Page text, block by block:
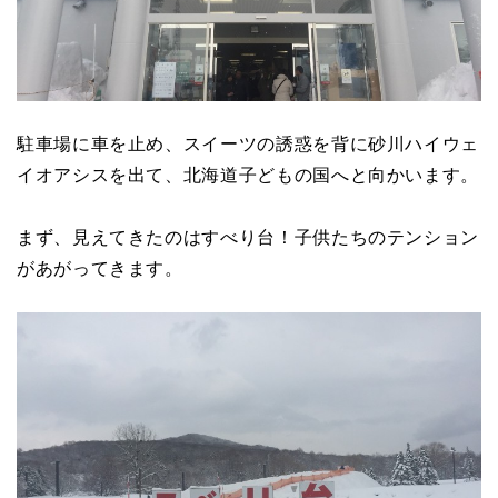
駐車場に車を止め、スイーツの誘惑を背に砂川ハイウェ
イオアシスを出て、北海道子どもの国へと向かいます。
まず、見えてきたのはすべり台！子供たちのテンション
があがってきます。